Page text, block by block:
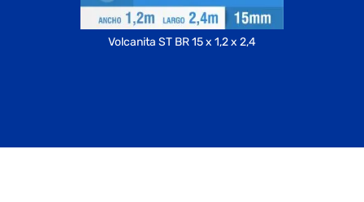
Volcanita ST BR 15 x 1,2 x 2,4